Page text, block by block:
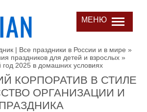
МЕНЮ
| Все праздники в России и в мире »
праздников для детей и взрослых »
2025 в домашних условиях
КОРПОРАТИВ В СТИЛЕ
ОРГАНИЗАЦИИ И